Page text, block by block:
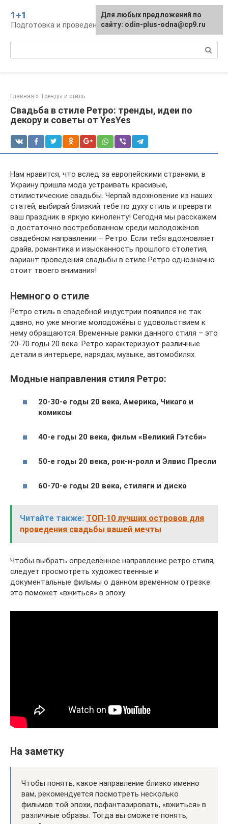
контенту
1+1
Подготовка и проведение свадьбы, традиции
Главная » Тренды и стиль
Свадьба в стиле Ретро: тренды, идеи по
декору и советы от YesYes
Нам нравится, что вслед за европейскими странами, в
Украину пришла мода устраивать красивые,
стилистические свадьбы. Черпай вдохновение из наших
статей, выбирай близкий тебе по духу стиль и преврати
ваш праздник в яркую киноленту! Сегодня мы расскажем
о достаточно востребованном среди молодожёнов
свадебном направлении – Ретро. Если тебя вдохновляет
драйв, романтика и изысканность прошлого столетия,
вариант проведения свадьбы в стиле Ретро однозначно
стоит твоего внимания!
Немного о стиле
Ретро стиль в свадебной индустрии появился не так
давно, но уже многие молодожёны с удовольствием к
нему обращаются. Временные рамки данного стиля – это
20-70 годы 20 века. Ретро характеризуют различные
детали в интерьере, нарядах, музыке, автомобилях.
Модные направления стиля Ретро:
20-30-е годы 20 века, Америка, Чикаго и
комиксы
40-е годы 20 века, фильм «Великий Гэтсби»
50-е годы 20 века, рок-н-ролл и Элвис Пресли
60-70-е годы 20 века, стиляги и диско
Читайте также: ТОП-10 лучших островов для
проведения свадьбы вашей мечты
Чтобы выбрать определённое направление ретро стиля,
следует просмотреть художественные и
документальные фильмы о данном временном отрезке:
это поможет «вжиться» в эпоху.
На заметку
Чтобы понять, какое направление близко именно
вам, рекомендуется посмотреть несколько
фильмов той эпохи, пофантазировать, «вжиться» в
различные образы. Тогда вы сможете понять,
Для любых предложений по
сайту: odin-plus-odna@cp9.ru